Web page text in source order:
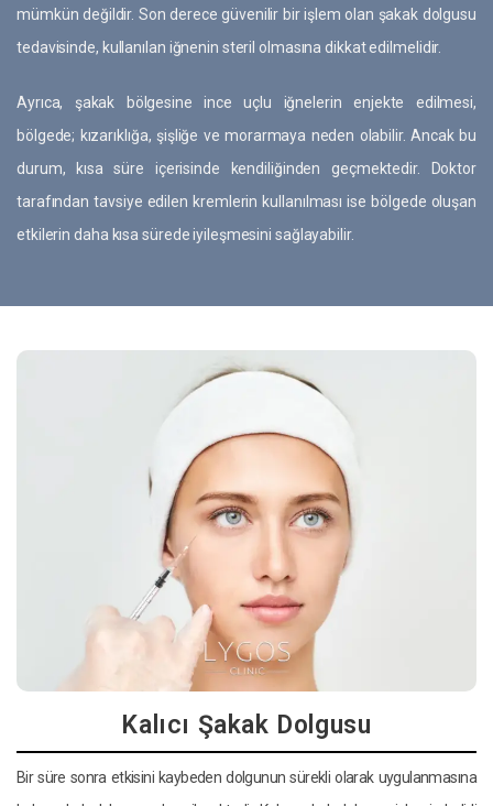
mümkün değildir. Son derece güvenilir bir işlem olan şakak dolgusu
tedavisinde, kullanılan iğnenin steril olmasına dikkat edilmelidir.
Ayrıca, şakak bölgesine ince uçlu iğnelerin enjekte edilmesi,
bölgede; kızarıklığa, şişliğe ve morarmaya neden olabilir. Ancak bu
durum, kısa süre içerisinde kendiliğinden geçmektedir. Doktor
tarafından tavsiye edilen kremlerin kullanılması ise bölgede oluşan
etkilerin daha kısa sürede iyileşmesini sağlayabilir.
Kalıcı Şakak Dolgusu
Bir süre sonra etkisini kaybeden dolgunun sürekli olarak uygulanmasına